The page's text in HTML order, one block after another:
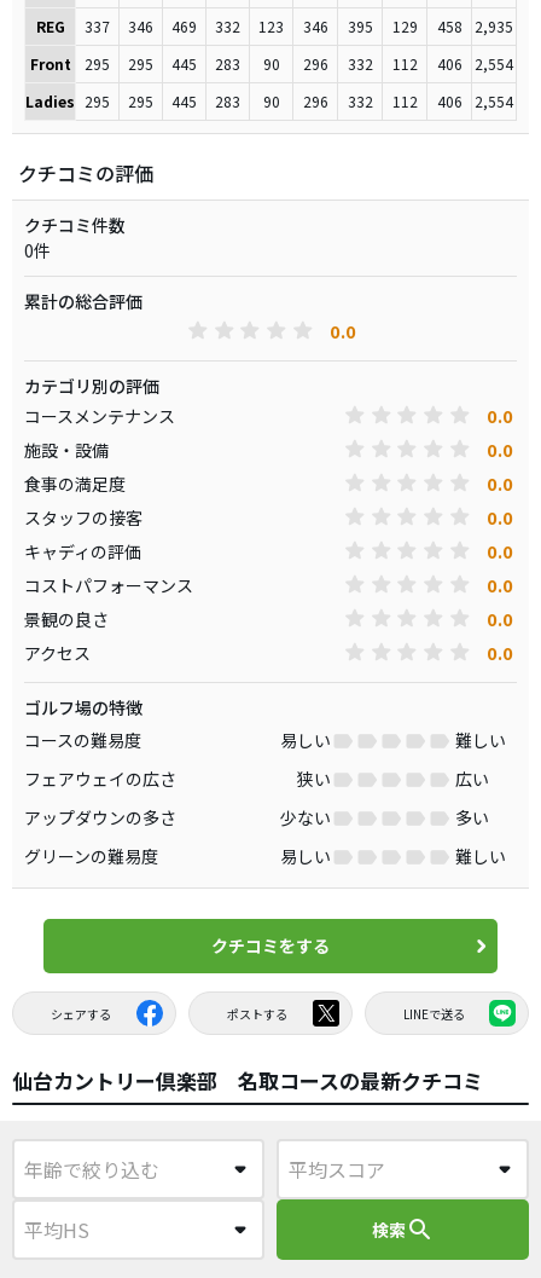
REG
337 346 469 332 123 346 395 129 458
2,935
Front
295 295 445 283 90 296 332 112 406
2,554
Ladies 295 295 445 283 90 296 332 112 406 2,554
クチコミの評価
クチコミ件数
0件
累計の総合評価
0.0
カテゴリ別の評価
コースメンテナンス
0.0
施設・設備 0.0
食事の満足度 0.0
スタッフの接客 0.0
キャディの評価 0.0
コストパフォーマンス 0.0
景観の良さ 0.0
アクセス 0.0
ゴルフ場の特徴
コースの難易度
易しい
難しい
フェアウェイの広さ
狭い
広い
アップダウンの多さ
少ない
多い
グリーンの難易度
易しい 難しい
クチコミをする
シェアする ポストする LINEで送る
仙台カントリー倶楽部 名取コースの最新クチコミ
検索search